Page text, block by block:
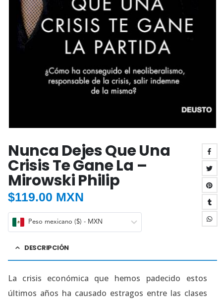
Nunca Dejes Que Una
Crisis Te Gane La –
Mirowski Philip
$119.00 MXN
Peso mexicano ($) - MXN
DESCRIPCIÓN
La crisis económica que hemos padecido estos
últimos años ha causado estragos entre las clases